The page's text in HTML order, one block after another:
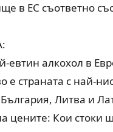
в ЕС съответно
евтин алкохол в
е страната с най-
Литва и
цените: Кои стоки